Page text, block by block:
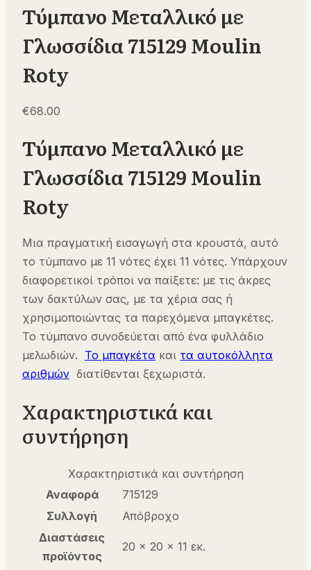
Τύμπανο Μεταλλικό με
Γλωσσίδια 715129 Moulin
Roty
€68.00
Τύμπανο Μεταλλικό με
Γλωσσίδια 715129 Moulin
Roty
Μια πραγματική εισαγωγή στα κρουστά, αυτό
το τύμπανο με 11 νότες έχει 11 νότες. Υπάρχουν
διαφορετικοί τρόποι να παίξετε: με τις άκρες
των δακτύλων σας, με τα χέρια σας ή
χρησιμοποιώντας τα παρεχόμενα μπαγκέτες.
Το τύμπανο συνοδεύεται από ένα φυλλάδιο
μελωδιών. Το μπαγκέτα και τα αυτοκόλλητα
αριθμών διατίθενται ξεχωριστά.
Χαρακτηριστικά και
συντήρηση
Χαρακτηριστικά και συντήρηση
Αναφορά
715129
Συλλογή
Απόβροχο
Διαστάσεις
προϊόντος
20 x 20 x 11 εκ.